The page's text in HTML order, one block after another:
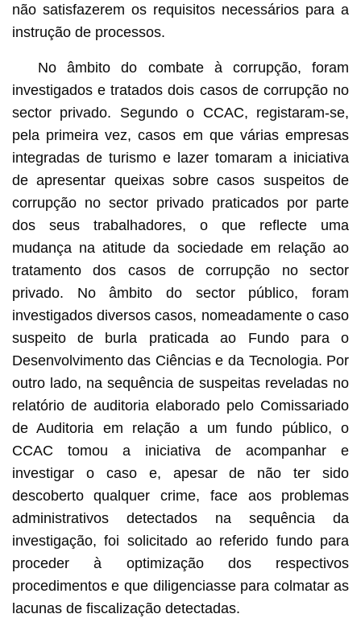
não satisfazerem os requisitos necessários para a
instrução de processos.
No âmbito do combate à corrupção, foram
investigados e tratados dois casos de corrupção no
sector privado. Segundo o CCAC, registaram-se,
pela primeira vez, casos em que várias empresas
integradas de turismo e lazer tomaram a iniciativa
de apresentar queixas sobre casos suspeitos de
corrupção no sector privado praticados por parte
dos seus trabalhadores, o que reflecte uma
mudança na atitude da sociedade em relação ao
tratamento dos casos de corrupção no sector
privado. No âmbito do sector público, foram
investigados diversos casos, nomeadamente o caso
suspeito de burla praticada ao Fundo para o
Desenvolvimento das Ciências e da Tecnologia. Por
outro lado, na sequência de suspeitas reveladas no
relatório de auditoria elaborado pelo Comissariado
de Auditoria em relação a um fundo público, o
CCAC tomou a iniciativa de acompanhar e
investigar o caso e, apesar de não ter sido
descoberto qualquer crime, face aos problemas
administrativos detectados na sequência da
investigação, foi solicitado ao referido fundo para
proceder à optimização dos respectivos
procedimentos e que diligenciasse para colmatar as
lacunas de fiscalização detectadas.